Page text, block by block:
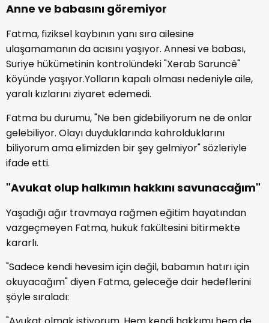
Anne ve babasını göremiyor
Fatma, fiziksel kaybının yanı sıra ailesine
ulaşamamanın da acısını yaşıyor. Annesi ve babası,
Suriye hükümetinin kontrolündeki "Xerab Saruncê"
köyünde yaşıyor.Yolların kapalı olması nedeniyle aile,
yaralı kızlarını ziyaret edemedi.
Fatma bu durumu, "Ne ben gidebiliyorum ne de onlar
gelebiliyor. Olayı duyduklarında kahrolduklarını
biliyorum ama elimizden bir şey gelmiyor" sözleriyle
ifade etti.
"Avukat olup halkımın hakkını savunacağım"
Yaşadığı ağır travmaya rağmen eğitim hayatından
vazgeçmeyen Fatma, hukuk fakültesini bitirmekte
kararlı.
"Sadece kendi hevesim için değil, babamın hatırı için
okuyacağım" diyen Fatma, geleceğe dair hedeflerini
şöyle sıraladı: